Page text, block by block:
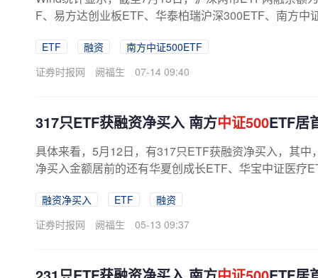
F、易方达创业板ETF、华泰柏瑞沪深300ETF、南方
ETF 融资
南方中证500ETF
证券时报网
阙福生 07-14 09:40
317只ETF获融资净买入 南方中证500ETF居
具体来看，5月12日，有317只ETF获融资净买入，其中
净买入金额居前的还有华夏创成长ETF、华宝中证医疗
融资净买入 ETF
融资
证券时报网
阙福生 05-13 09:37